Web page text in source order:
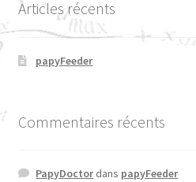
Articles récents
papyFeeder
Commentaires récents
PapyDoctordans papyFeeder